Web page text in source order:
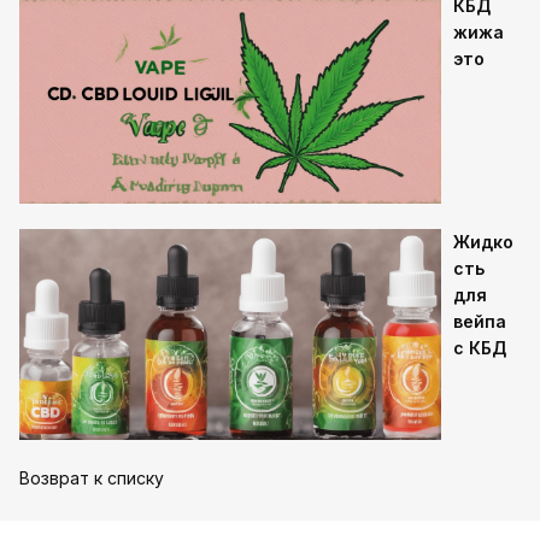
КБД
жижа
это
Жидко
сть
для
вейпа
с КБД
Возврат к списку